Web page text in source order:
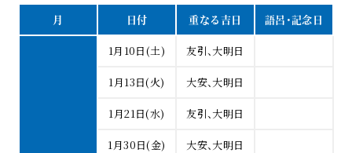
月 日付 重なる吉日 語呂・記念日
1月10日(土) 友引、大明日
1月13日(火) 大安、大明日
1月21日(水) 友引、大明日
1月30日(金) 大安、大明日